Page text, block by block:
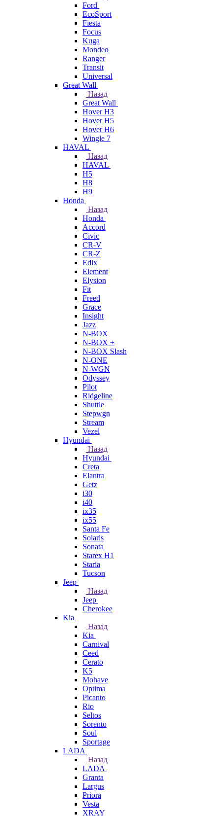
Ford
EcoSport
Fiesta
Focus
Kuga
Mondeo
Ranger
Transit
Universal
Great Wall
Назад
Great Wall
Hover H3
Hover H5
Hover H6
Wingle 7
HAVAL
Назад
HAVAL
H5
H8
H9
Honda
Назад
Honda
Accord
Civic
CR-V
CR-Z
Edix
Element
Elysion
Fit
Freed
Grace
Insight
Jazz
N-BOX
N-BOX +
N-BOX Slash
N-ONE
N-WGN
Odyssey
Pilot
Ridgeline
Shuttle
Stepwgn
Stream
Vezel
Hyundai
Назад
Hyundai
Creta
Elantra
Getz
i30
i40
ix35
ix55
Santa Fe
Solaris
Sonata
Starex H1
Staria
Tucson
Jeep
Назад
Jeep
Cherokee
Kia
Назад
Kia
Carnival
Ceed
Cerato
K5
Mohave
Optima
Picanto
Rio
Seltos
Sorento
Soul
Sportage
LADA
Назад
LADA
Granta
Largus
Priora
Vesta
XRAY